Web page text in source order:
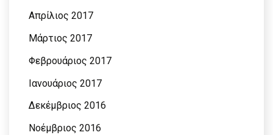
Απρίλιος 2017
Μάρτιος 2017
Φεβρουάριος 2017
Ιανουάριος 2017
Δεκέμβριος 2016
Νοέμβριος 2016